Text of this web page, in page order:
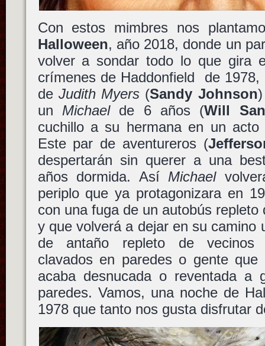
Con estos mimbres nos
Halloween, año 2018, donde un
volver a sondar todo lo que gira
crímenes de Haddonfield de 1978,
de Judith Myers (Sandy Johnson
un Michael de 6 años (Will
cuchillo a su hermana en un acto
Este par de aventureros (
despertarán sin querer a una
años dormida. Así Michael
periplo que ya protagonizara en
con una fuga de un autobús
y que volverá a dejar en su camino
de antaño repleto de vecinos
clavados en paredes o gente
acaba desnucada o reventada a
paredes. Vamos, una noche de
1978 que tanto nos gusta disfrutar